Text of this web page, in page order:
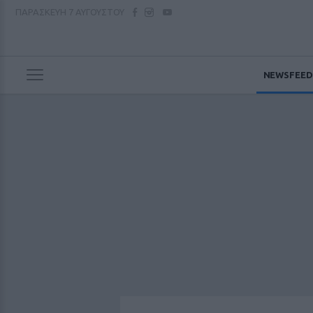
NEWSFEED